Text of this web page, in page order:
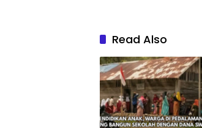
Read Also